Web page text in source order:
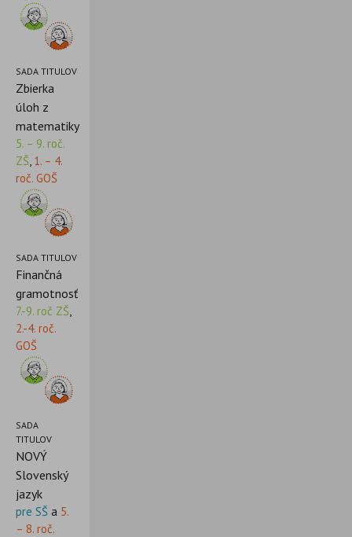
SADA TITULOV
Zbierka
úloh z
matematiky
5. – 9. roč.
ZŠ, 1. – 4.
roč. GOŠ
SADA TITULOV
Finančná
gramotnosť
7.-9. roč ZŠ,
2.-4. roč.
GOŠ
SADA
TITULOV
NOVÝ
Slovenský
jazyk
pre SŠ a 5.
– 8. roč.